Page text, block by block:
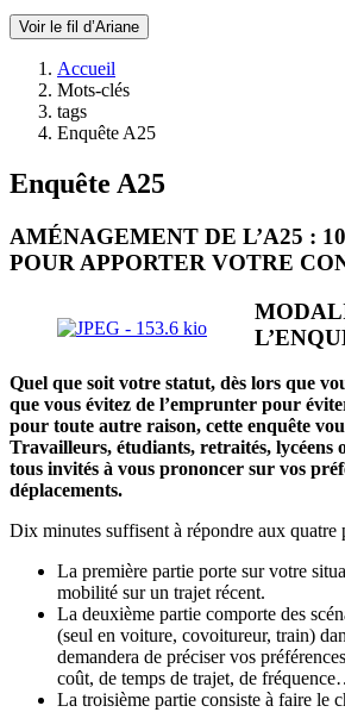
Voir le fil d’Ariane
Accueil
Mots-clés
tags
Enquête A25
Enquête A25
AMÉNAGEMENT DE L’A25 :
POUR APPORTER VOTRE
Quel que soit votre statut, dès lors que
que vous évitez de l’emprunter pour
pour toute autre raison, cette enquête
Travailleurs, étudiants, retraités, lycéens
tous invités à vous prononcer sur vos
déplacements.
Dix minutes suffisent à répondre aux quatre
La première partie porte sur votre
mobilité sur un trajet récent.
La deuxième partie comporte des
(seul en voiture, covoitureur, train)
demandera de préciser vos
coût, de temps de trajet, de
La troisième partie consiste à faire le